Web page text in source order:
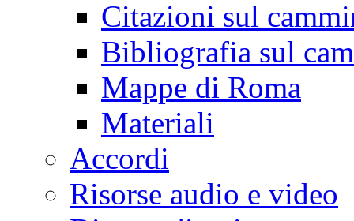
Citazioni sul
Bibliografia sul
Mappe di Roma
Materiali
Accordi
Risorse audio e video